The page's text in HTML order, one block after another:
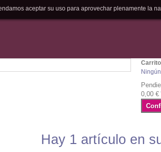
0,00 €
Hay 1 artículo en
aceptar su uso para aprovechar plenamente la